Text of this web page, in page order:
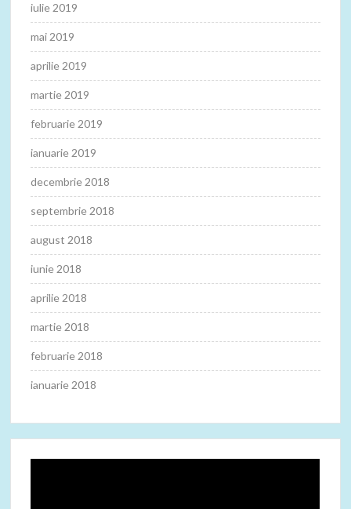
iulie 2019
mai 2019
aprilie 2019
martie 2019
februarie 2019
ianuarie 2019
decembrie 2018
septembrie 2018
august 2018
iunie 2018
aprilie 2018
martie 2018
februarie 2018
ianuarie 2018